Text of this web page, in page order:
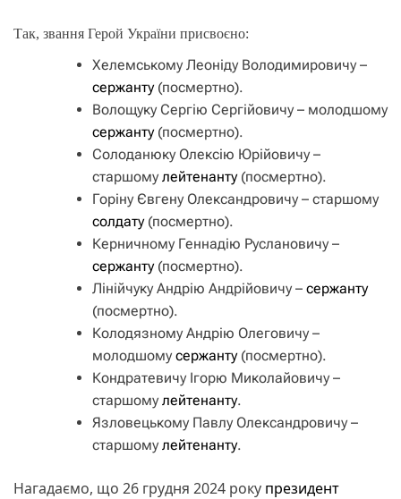
Так, звання Герой України присвоєно:
Хелемському Леоніду Володимировичу –
сержанту(посмертно).
Волощуку Сергію Сергійовичу – молодшому
сержанту(посмертно).
Солоданюку Олексію Юрійовичу –
старшому лейтенанту(посмертно).
Горіну Євгену Олександровичу – старшому
солдату(посмертно).
Керничному Геннадію Руслановичу –
сержанту(посмертно).
Лінійчуку Андрію Андрійовичу – сержанту
(посмертно).
Колодязному Андрію Олеговичу –
молодшому сержанту(посмертно).
Кондратевичу Ігорю Миколайовичу –
старшому лейтенанту.
Язловецькому Павлу Олександровичу –
старшому лейтенанту.
Нагадаємо, що 26 грудня 2024 року президент